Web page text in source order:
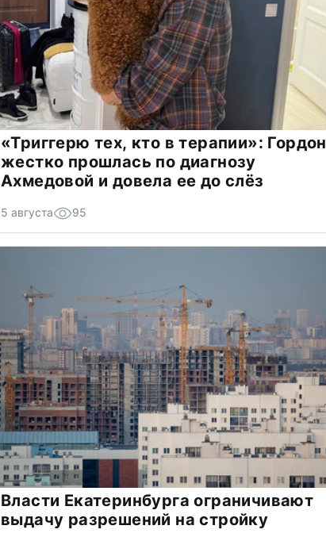
«Триггерю тех, кто в терапии»: Гордон
жестко прошлась по диагнозу
Ахмедовой и довела ее до слёз
5 августа 95
Власти Екатеринбурга ограничивают
выдачу разрешений на стройку